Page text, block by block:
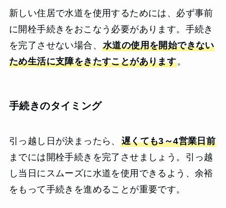
新しい住居で水道を使用するためには、必ず事前
に開栓手続きをおこなう必要があります。手続き
を完了させない場合、 水道の使用を開始できない
ため生活に支障をきたすことがあります。
手続きのタイミング
引っ越し日が決まったら、 遅くても3～4営業日前
までには開栓手続きを完了させましょう。引っ越
し当日にスムーズに水道を使用できるよう、余裕
をもって手続きを進めることが重要です。